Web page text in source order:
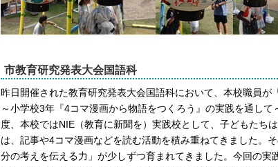
市教育研究発表大会国語科
昨日開催された教育研究発表大会国語科において、本校職員が
～小学校3年『4コマ漫画から物語をつくろう』の実践を通し
度、本校ではNIE（教育に新聞を）実践校として、子どもたち
は、記事や4コマ漫画などを読む活動を積み重ねてきました。
分の考えを伝える力」が少しずつ育まれてきました。今回の